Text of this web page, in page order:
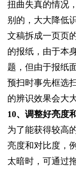
扭曲失真的情况
别的，大大降低
文稿拆成一页页
的报纸，由于本
题，但由于报纸
预扫时事先框选
的辨识效果会大
10、调整好亮度
为了能获得较高
亮度和对比度，
太暗时，可通过